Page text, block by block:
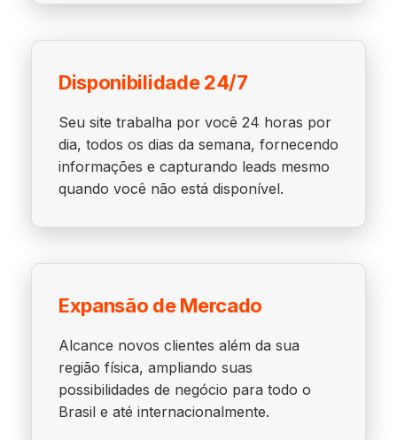
Disponibilidade 24/7
Seu site trabalha por você 24 horas por
dia, todos os dias da semana, fornecendo
informações e capturando leads mesmo
quando você não está disponível.
Expansão de Mercado
Alcance novos clientes além da sua
região física, ampliando suas
possibilidades de negócio para todo o
Brasil e até internacionalmente.